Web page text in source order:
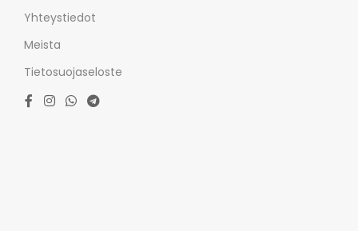
Yhteystiedot
Meista
Tietosuojaseloste